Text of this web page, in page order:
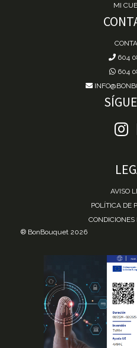
MI
604
604
AVISO
POLÍTICA DE
CONDICIONES
® BonBouquet 2026